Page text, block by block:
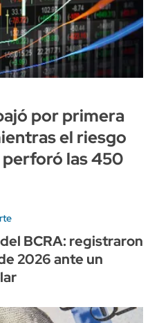
por primera
el riesgo
las 450
BCRA: registraron
2026 ante un